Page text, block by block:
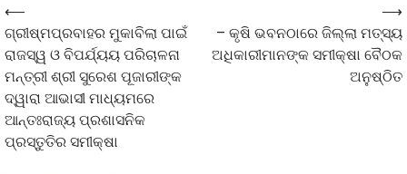
⟵
ଗ୍ରୀଷ୍ମପ୍ରବାହର ମୁକାବିଲା ପାଇଁ
ରାଜସ୍ୱ ଓ ବିପର୍ଯ୍ୟୟ ପରିଚାଳନା
ମନ୍ତ୍ରୀ ଶ୍ରୀ ସୁରେଶ ପୂଜାରୀଙ୍କ
ଦ୍ୱାରା ଆଭାସୀ ମାଧ୍ୟମରେ
ଆନ୍ତଃରାଜ୍ୟ ପ୍ରଶାସନିକ
ପ୍ରସ୍ତୁତିର ସମୀକ୍ଷା
– କୃଷି ଭବନଠାରେ ଜିଲ୍ଲା ମତ୍ସ୍ୟ
ଅଧିକାରୀମାନଙ୍କ ସମୀକ୍ଷା ବୈଠକ
ଅନୁଷ୍ଠିତ
⟶